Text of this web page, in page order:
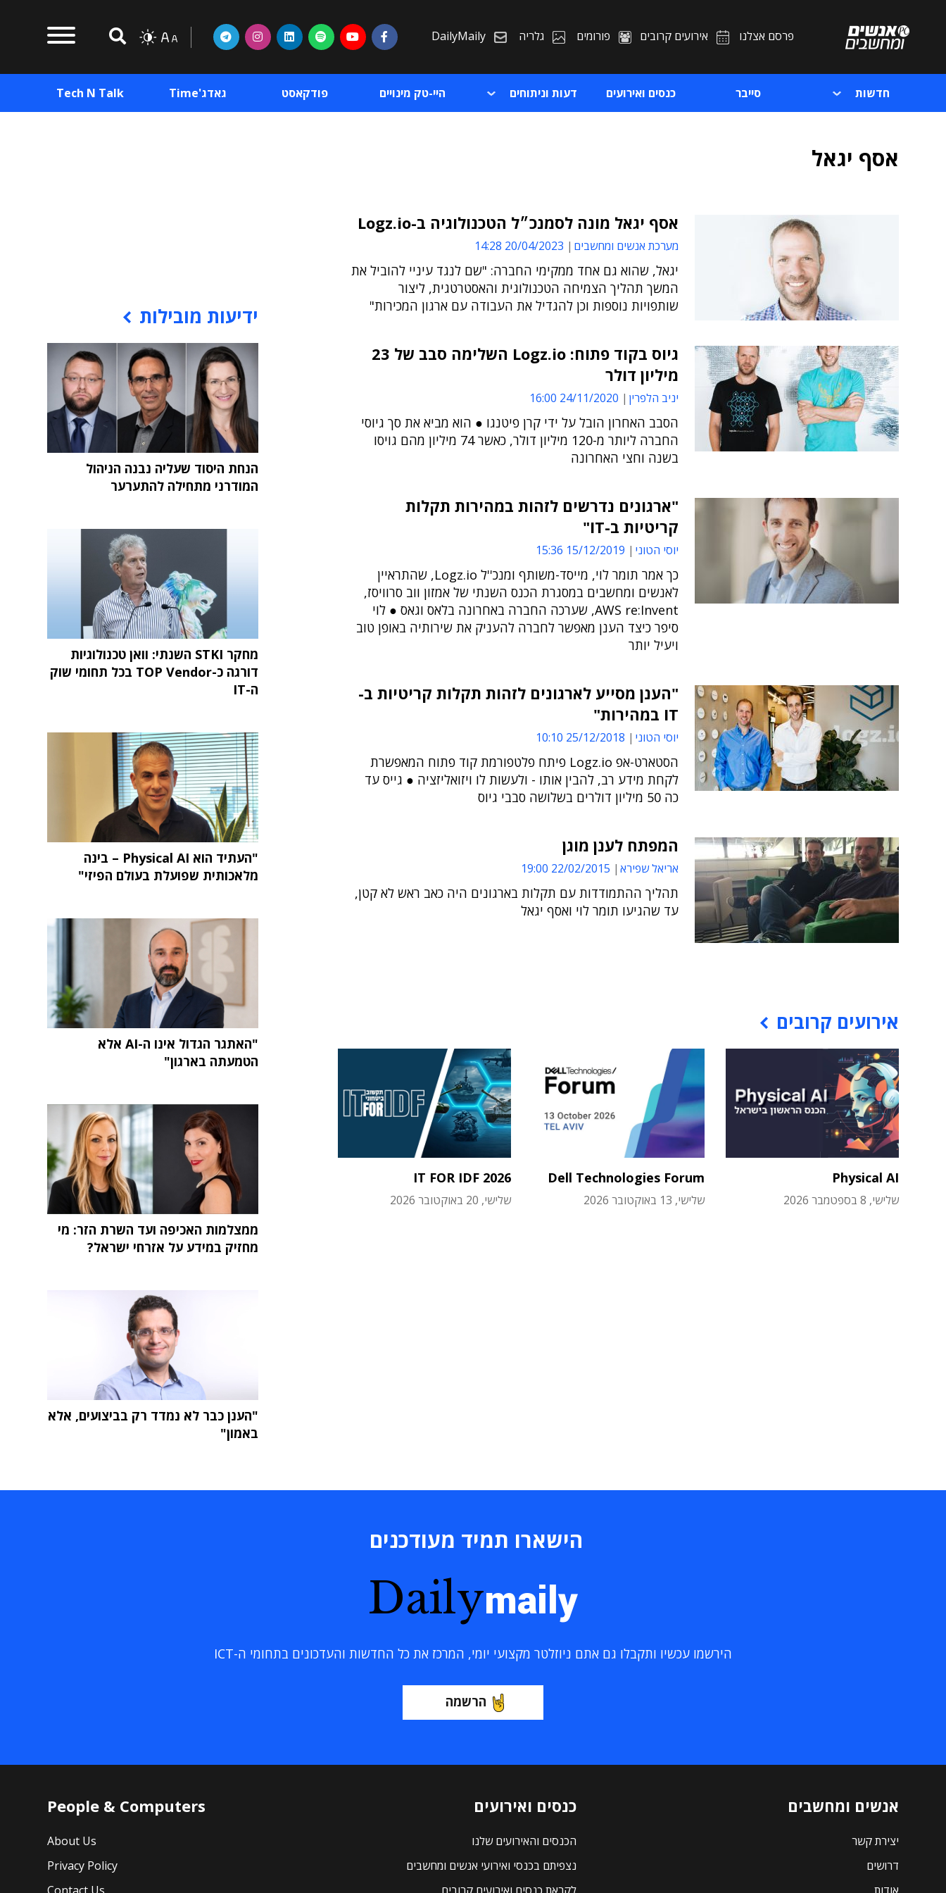
פרסם אצלנו אירועים קרובים פורומים גלריה DailyMaily
חדשות סייבר כנסים ואירועים דעות וניתוחים היי-טק מינויים פודקאסט גאדג'Time Tech N Talk
אסף יגאל
אסף יגאל מונה לסמנכ״ל הטכנולוגיה ב-Logz.io
מערכת אנשים ומחשבים 20/04/2023 14:28
יגאל, שהוא גם אחד ממקימי החברה: "שם לנגד עיניי להוביל את
המשך תהליך הצמיחה הטכנולוגית והאסטרטגית, ליצור
שותפויות נוספות וכן להגדיל את העבודה עם ארגון המכירות"
גיוס בקוד פתוח: Logz.io השלימה סבב של 23
מיליון דולר
יניב הלפרין 24/11/2020 16:00
הסבב האחרון הובל על ידי קרן פיטנגו ● הוא מביא את סך גיוסי
החברה ליותר מ-120 מיליון דולר, כאשר 74 מיליון מהם גויסו
בשנה וחצי האחרונה
"ארגונים נדרשים לזהות במהירות תקלות
קריטיות ב-IT"
יוסי הטוני 15/12/2019 15:36
כך אמר תומר לוי, מייסד-משותף ומנכ''ל Logz.io, שהתראיין
לאנשים ומחשבים במסגרת הכנס השנתי של אמזון ווב סרוויסז,
AWS re:Invent, שערכה החברה באחרונה בלאס וגאס ● לוי
סיפר כיצד הענן מאפשר לחברה להעניק את שירותיה באופן טוב
ויעיל יותר
"הענן מסייע לארגונים לזהות תקלות קריטיות ב-
IT במהירות"
יוסי הטוני 25/12/2018 10:10
הסטארט-אפ Logz.io פיתח פלטפורמת קוד פתוח המאפשרת
לקחת מידע רב, להבין אותו - ולעשות לו ויזואליזציה ● גייס עד
כה 50 מיליון דולרים בשלושה סבבי גיוס
המפתח לענן מוגן
אריאל שפירא 22/02/2015 19:00
תהליך ההתמודדות עם תקלות בארגונים היה כאב ראש לא קטן,
עד שהגיעו תומר לוי ואסף יגאל
אירועים קרובים
Physical AI
שלישי, 8 בספטמבר 2026
Dell Technologies Forum
שלישי, 13 באוקטובר 2026
IT FOR IDF 2026
שלישי, 20 באוקטובר 2026
ידיעות מובילות
הנחת היסוד שעליה נבנה הניהול
המודרני מתחילה להתערער
מחקר STKI השנתי: וואן טכנולוגיות
דורגה כ-TOP Vendor בכל תחומי שוק
ה-IT
"העתיד הוא Physical AI – בינה
מלאכותית שפועלת בעולם הפיזי"
"האתגר הגדול אינו ה-AI אלא
הטמעתה בארגון"
ממצלמות האכיפה ועד השרת הזר: מי
מחזיק במידע על אזרחי ישראל?
"הענן כבר לא נמדד רק בביצועים, אלא
באמון"
הישארו תמיד מעודכנים
Dailymaily
הירשמו עכשיו ותקבלו גם אתם ניוזלטר מקצועי יומי, המרכז את כל החדשות והעדכונים בתחומי ה-ICT
הרשמה
אנשים ומחשבים
יצירת קשר
דרושים
כנסים ואירועים
הכנסים והאירועים שלנו
נצפיתם בכנסי ואירועי אנשים ומחשבים
People & Computers
About Us
Privacy Policy